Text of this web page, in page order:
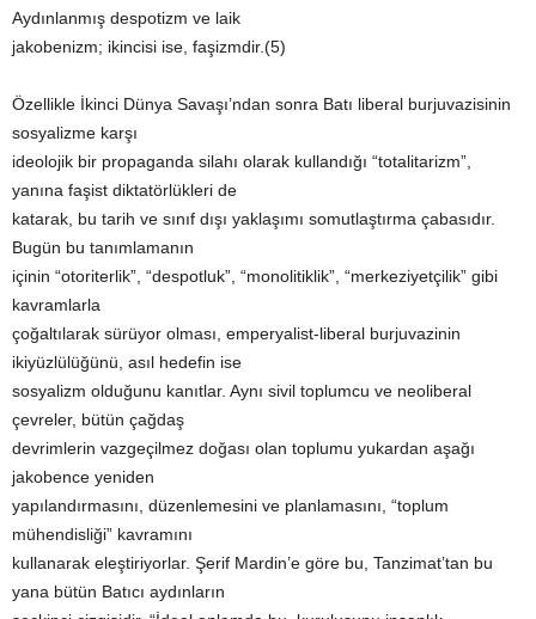
Aydınlanmış despotizm ve laik
jakobenizm; ikincisi ise, faşizmdir.(5)
Özellikle İkinci Dünya Savaşı’ndan sonra Batı liberal burjuvazisinin
sosyalizme karşı
ideolojik bir propaganda silahı olarak kullandığı “totalitarizm”,
yanına faşist diktatörlükleri de
katarak, bu tarih ve sınıf dışı yaklaşımı somutlaştırma çabasıdır.
Bugün bu tanımlamanın
içinin “otoriterlik”, “despotluk”, “monolitiklik”, “merkeziyetçilik” gibi
kavramlarla
çoğaltılarak sürüyor olması, emperyalist-liberal burjuvazinin
ikiyüzlülüğünü, asıl hedefin ise
sosyalizm olduğunu kanıtlar. Aynı sivil toplumcu ve neoliberal
çevreler, bütün çağdaş
devrimlerin vazgeçilmez doğası olan toplumu yukardan aşağı
jakobence yeniden
yapılandırmasını, düzenlemesini ve planlamasını, “toplum
mühendisliği” kavramını
kullanarak eleştiriyorlar. Şerif Mardin’e göre bu, Tanzimat’tan bu
yana bütün Batıcı aydınların